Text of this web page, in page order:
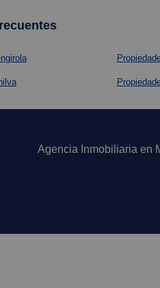
Agencia Inmobiliaria en